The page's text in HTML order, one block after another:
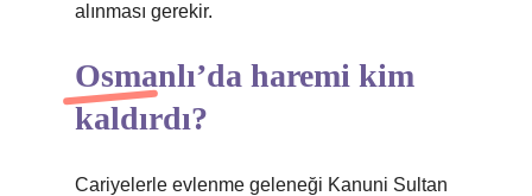
alınması gerekir.
Osmanlı’da haremi kim
kaldırdı?
Cariyelerle evlenme geleneği Kanuni Sultan